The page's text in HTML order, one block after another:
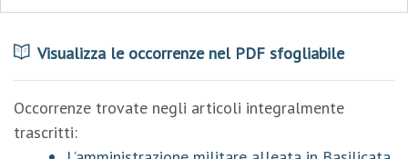
Visualizza le occorrenze nel PDF sfogliabile
Occorrenze trovate negli articoli integralmente
trascritti: